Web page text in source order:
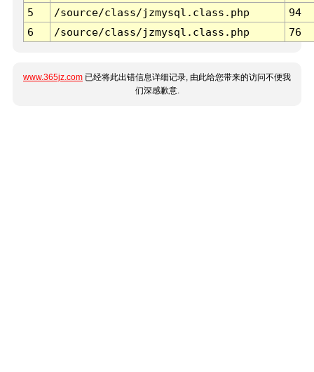
5
/source/class/jzmysql.class.php
94
6
/source/class/jzmysql.class.php 76
www.365jz.com 已经将此出错信息详细记录, 由此给您带来的访问不便我
们深感歉意.